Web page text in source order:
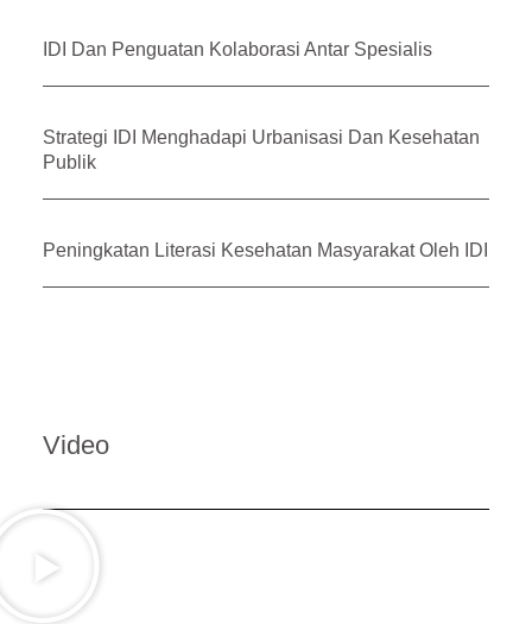
IDI Dan Penguatan Kolaborasi Antar Spesialis
Strategi IDI Menghadapi Urbanisasi Dan Kesehatan
Publik
Peningkatan Literasi Kesehatan Masyarakat Oleh IDI
Video